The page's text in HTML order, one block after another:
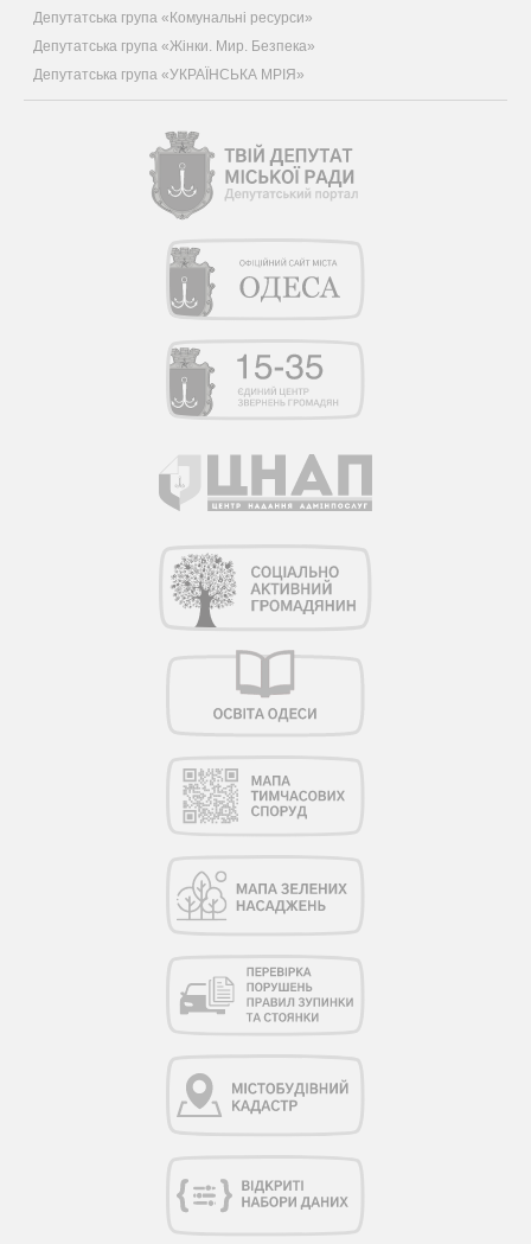
Депутатська група «Комунальні ресурси»
Депутатська група «Жінки. Мир. Безпека»
Депутатська група «УКРАЇНСЬКА МРІЯ»